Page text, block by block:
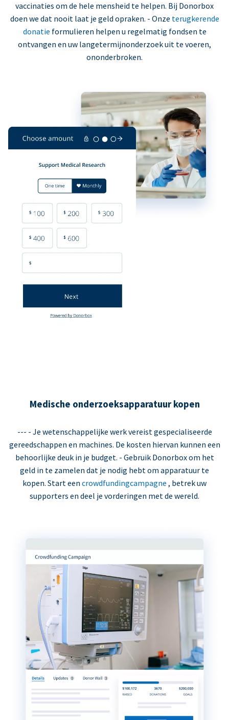
vaccinaties om de hele mensheid te helpen. Bij Donorbox
doen we dat nooit laat je geld opraken. - Onze terugkerende
donatie formulieren helpen u regelmatig fondsen te
ontvangen en uw langetermijnonderzoek uit te voeren,
ononderbroken.
Medische onderzoeksapparatuur kopen
--- - Je wetenschappelijke werk vereist gespecialiseerde
gereedschappen en machines. De kosten hiervan kunnen een
behoorlijke deuk in je budget. - Gebruik Donorbox om het
geld in te zamelen dat je nodig hebt om apparatuur te
kopen. Start een crowdfundingcampagne , betrek uw
supporters en deel je vorderingen met de wereld.